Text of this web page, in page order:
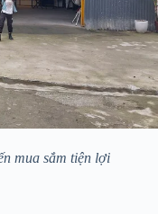
mua sắm tiện lợi